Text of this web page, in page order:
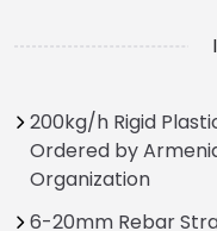
200kg/h Rigid
Ordered by
Organization
6-20mm Rebar